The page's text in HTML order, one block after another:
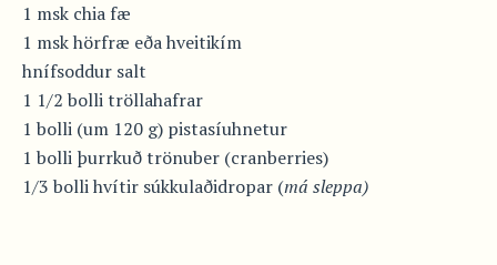
1 msk chia fæ
1 msk hörfræ eða hveitikím
hnífsoddur salt
1 1/2 bolli tröllahafrar
1 bolli (um 120 g) pistasíuhnetur
1 bolli þurrkuð trönuber (cranberries)
1/3 bolli hvítir súkkulaðidropar (má sleppa)